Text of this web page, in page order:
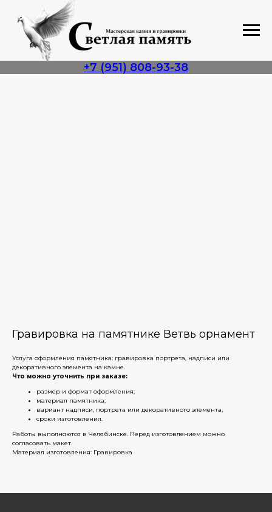
+7 (951) 808-93-38
Гравировка на памятнике Ветвь орнамент
Услуга оформления памятника: гравировка портрета, надписи или
декоративного элемента на камне.
Что можно уточнить при заказе:
размер и формат оформления;
материал памятника;
вариант надписи, портрета или декоративного элемента;
сроки изготовления.
Работы выполняются в Челябинске. Перед изготовлением можно
согласовать макет.
Материал изготовления: Гравировка